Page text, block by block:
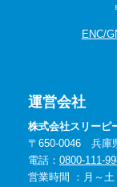
ENC/
運営会社
株式会社スリーピ
〒650-0046 兵庫
電話： 0800-111-
営業時間 ：月～